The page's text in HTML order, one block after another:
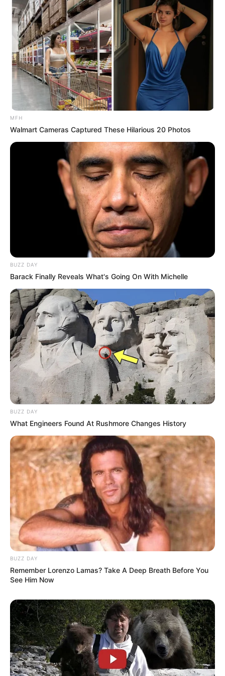
Fail! 10 Potret Makanan Gagal
Dimasak yang Bikin Kamu
Nggak Selera
10 Pose Manekin Anti
Mainstream yang Konyol
8 Kata Lucu Seputar Malam
Minggu ala Jomblo yang Bikin
Ngenes
10 Desain Kanopi Tempat
Tidur, Serasa Beristirahat di
Kamar Raja
Tampil Lebih Modern, 7 Potret
Hasil Renovasi Rumah Berusia
90 Tahun
MFH
Walmart Cameras Captured These Hilarious 20 Photos
BUZZ DAY
Barack Finally Reveals What's Going On With Michelle
BUZZ DAY
What Engineers Found At Rushmore Changes History
BUZZ DAY
Remember Lorenzo Lamas? Take A Deep Breath Before You
See Him Now